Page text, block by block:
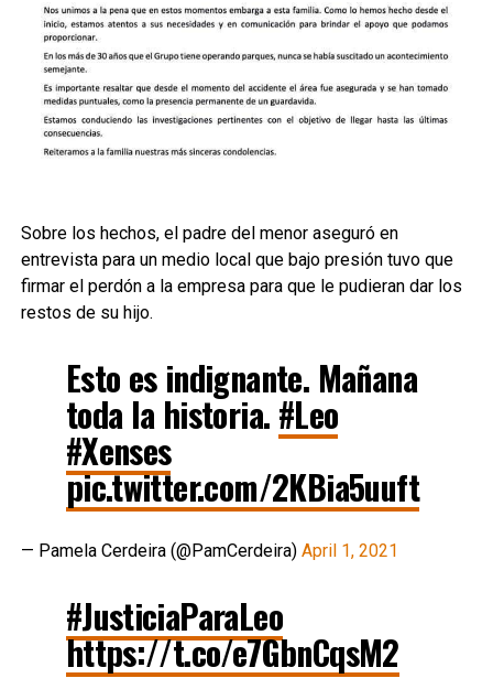
Sobre los hechos, el padre del menor aseguró en
entrevista para un medio local que bajo presión tuvo que
firmar el perdón a la empresa para que le pudieran dar los
restos de su hijo.
Esto es indignante. Mañana
toda la historia. #Leo
#Xenses
pic.twitter.com/2KBia5uuft
— Pamela Cerdeira (@PamCerdeira) April 1, 2021
#JusticiaParaLeo
https://t.co/e7GbnCqsM2